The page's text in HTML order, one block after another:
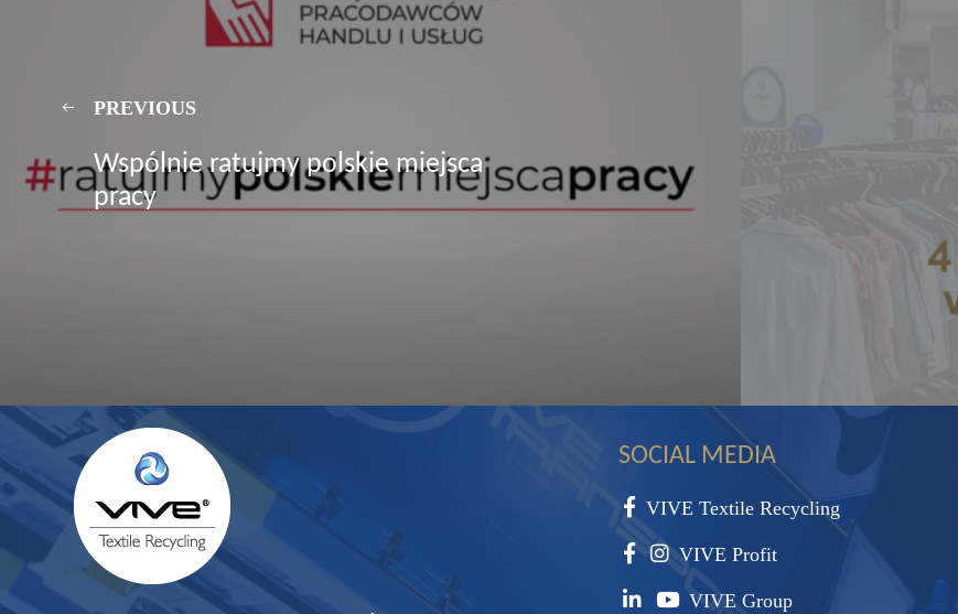
PREVIOUS
Wspólnie ratujmy polskie miejsca
pracy
SOCIAL MEDIA
VIVE Textile Recycling
VIVE Profit
VIVE Group